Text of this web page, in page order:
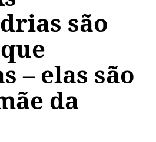
são
– elas são
da